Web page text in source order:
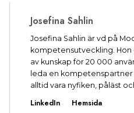
Josefina Sahlin
Josefina Sahlin är vd på
kompetensutveckling.
av kunskap för 20 000
leda en
alltid vara nyfiken, påläst
LinkedIn Hemsida